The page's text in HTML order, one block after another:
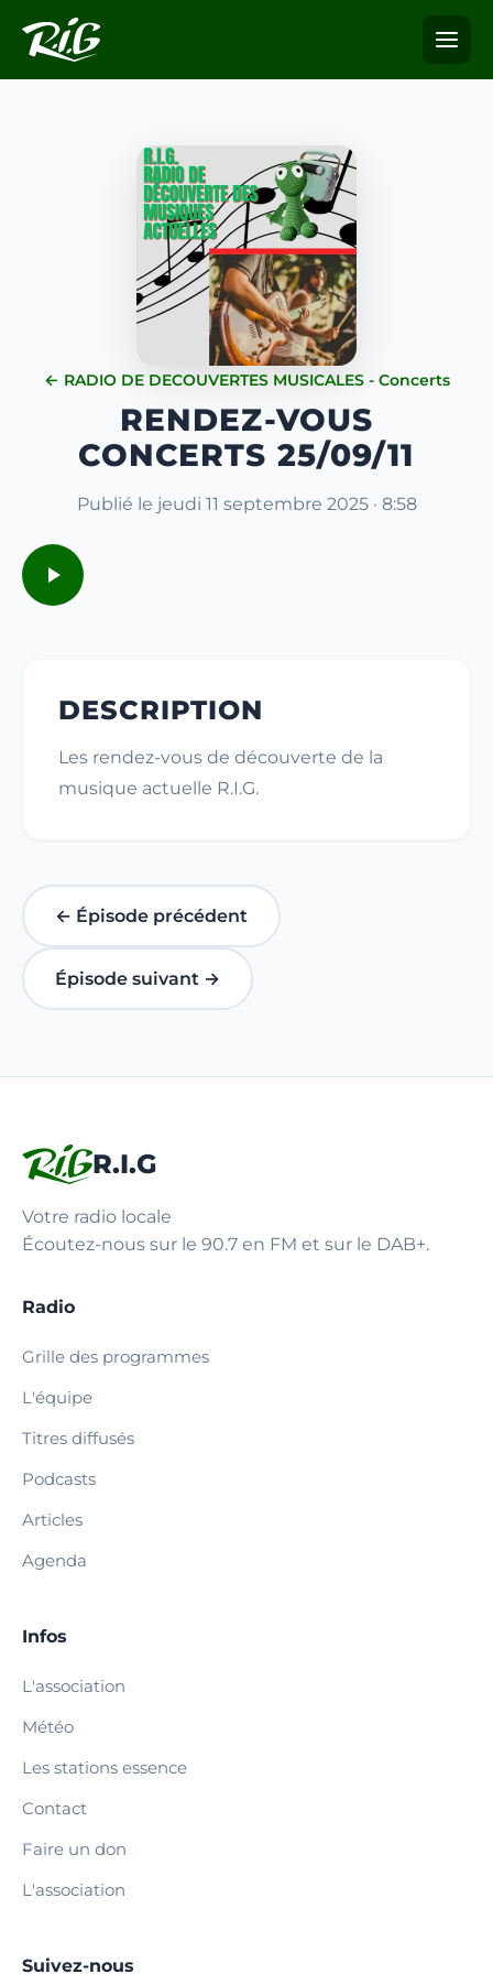
← RADIO DE DECOUVERTES MUSICALES - Concerts
RENDEZ-VOUS
CONCERTS 25/09/11
Publié le jeudi 11 septembre 2025 · 8:58
DESCRIPTION
Les rendez-vous de découverte de la
musique actuelle R.I.G.
← Épisode précédent
Épisode suivant →
R.I.G
Votre radio locale
Écoutez-nous sur le 90.7 en FM et sur le DAB+.
Radio
Grille des programmes
L'équipe
Titres diffusés
Podcasts
Articles
Agenda
Infos
L'association
Météo
Les stations essence
Contact
Faire un don
L'association
Suivez-nous